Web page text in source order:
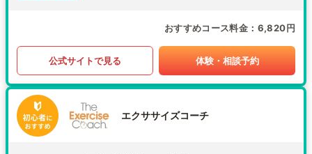
おすすめコース料金 6,820円
公式サイトで見る 体験・相談予約
エクササイズコーチ